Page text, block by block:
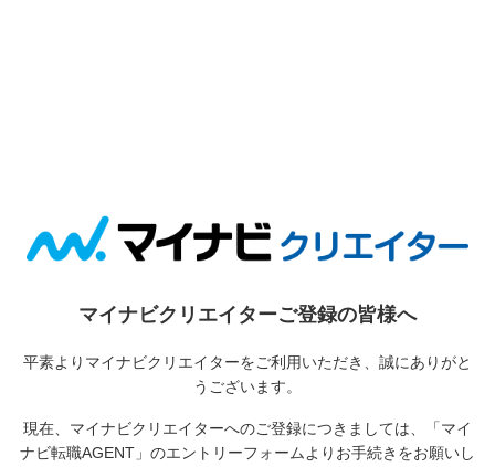
マイナビクリエイターご登録の皆様へ
平素よりマイナビクリエイターをご利用いただき、誠にありがと
うございます。
現在、マイナビクリエイターへのご登録につきましては、
「マイ
ナビ転職AGENT」のエントリーフォームよりお手続きをお願いし